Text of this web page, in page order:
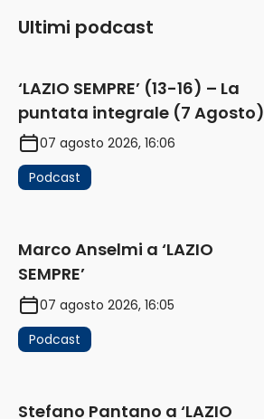
Ultimi podcast
‘LAZIO SEMPRE’ (13-16) – La
puntata integrale (7 Agosto)
07 agosto 2026, 16:06
Podcast
Marco Anselmi a ‘LAZIO
SEMPRE’
07 agosto 2026, 16:05
Podcast
Stefano Pantano a ‘LAZIO